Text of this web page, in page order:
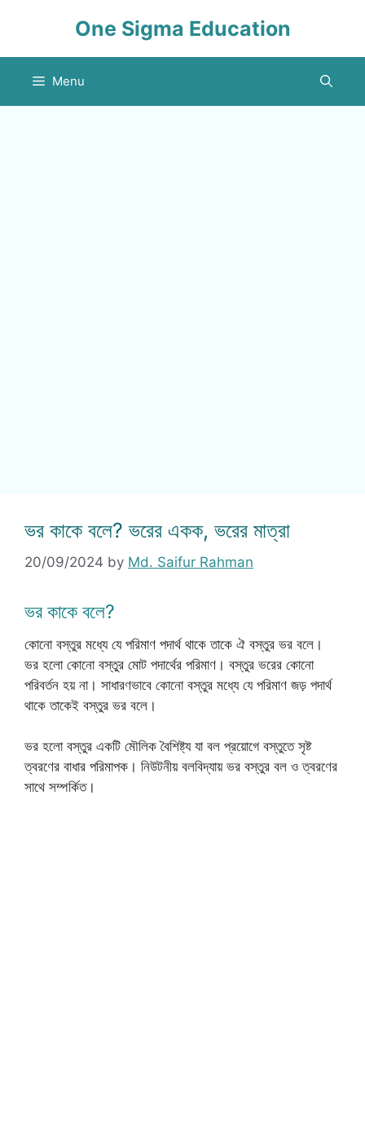
One Sigma Education
Menu
ভর কাকে বলে? ভরের একক, ভরের মাত্রা
20/09/2024 by Md. Saifur Rahman
ভর কাকে বলে?
কোনো বস্তুর মধ্যে যে পরিমাণ পদার্থ থাকে তাকে ঐ বস্তুর ভর বলে।
ভর হলো কোনো বস্তুর মোট পদার্থের পরিমাণ। বস্তুর ভরের কোনো
পরিবর্তন হয় না। সাধারণভাবে কোনো বস্তুর মধ্যে যে পরিমাণ জড় পদার্থ
থাকে তাকেই বস্তুর ভর বলে।
ভর হলো বস্তুর একটি মৌলিক বৈশিষ্ট্য যা বল প্রয়োগে বস্তুতে সৃষ্ট
ত্বরণের বাধার পরিমাপক। নিউটনীয় বলবিদ্যায় ভর বস্তুর বল ও ত্বরণের
সাথে সম্পর্কিত।